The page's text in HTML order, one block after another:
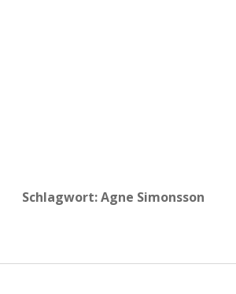
Schlagwort:Agne Simonsson